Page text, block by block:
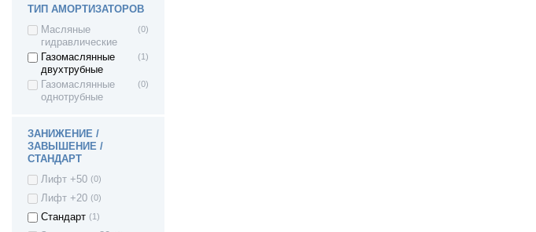
ТИП АМОРТИЗАТОРОВ
Масляные
гидравлические
(0)
Газомаслянные
двухтрубные
(1)
Газомаслянные
однотрубные
(0)
ЗАНИЖЕНИЕ /
ЗАВЫШЕНИЕ /
СТАНДАРТ
Лифт +50 (0)
Лифт +20 (0)
Стандарт (1)